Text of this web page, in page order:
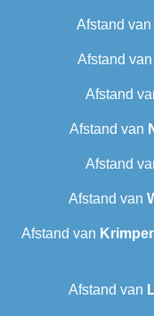
Afstand van
Afstand van
Afstand
Afstand van
Afstand
Afstand van
Afstand van
Afstand van